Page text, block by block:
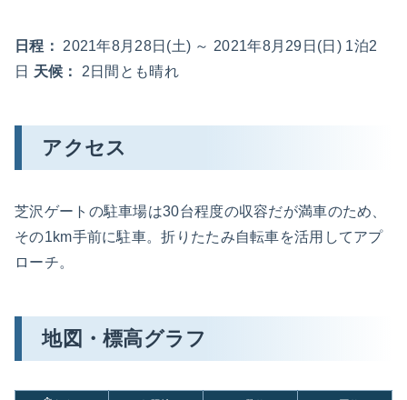
日程：
2021年8月28日(土) ～ 2021年8月29日(日) 1泊2
日 天候： 2日間とも晴れ
アクセス
芝沢ゲートの駐車場は30台程度の収容だが満車のため、
その1km手前に駐車。折りたたみ自転車を活用してアプ
ローチ。
地図・標高グラフ